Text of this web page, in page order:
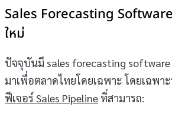
Sales Forecasting
ใหม่
ปัจจุบันมี sales forecasting
มาเพื่อตลาดไทยโดยเฉพาะ โดยเฉพา
ฟีเจอร์ Sales Pipeline ที่สามารถ: